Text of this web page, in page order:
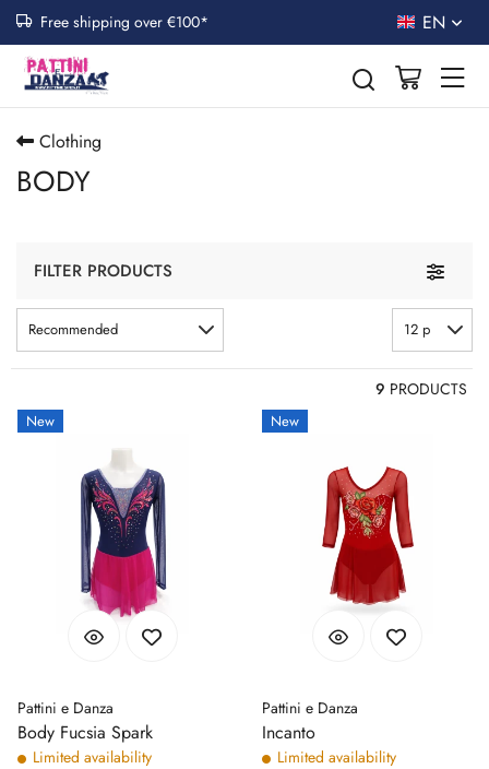
Free shipping over €100* EN
Clothing
BODY
Toggle
FILTER PRODUCTS
Recommended 12 p
9 PRODUCTS
New
Pattini e Danza
Body Fucsia Spark
Limited availability
New
Pattini e Danza
Incanto
Limited availability